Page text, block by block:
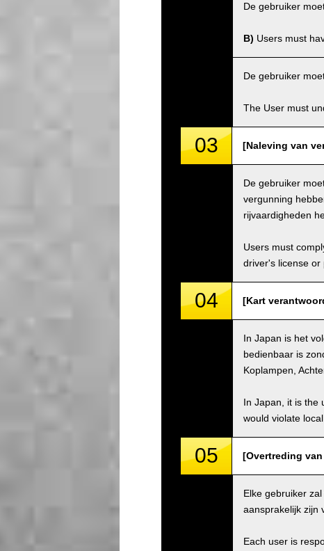
De gebruiker
B) Users must
De gebruiker
The User must
03 [Naleving van
De gebruiker
vergunning
rijvaardigheden
Users must
driver's license or
04 [Kart
In Japan is het
bedienbaar is
Koplampen,
In Japan, it is the
would violate
05 [Overtreding
Elke gebruiker
aansprakelijk zijn
Each user is